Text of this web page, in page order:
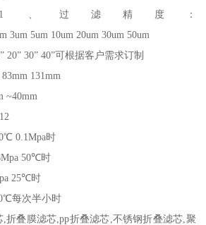
滤精度：
3um 5um 10um 20um 30um 50um
20” 30” 40”可根据客户需求订制
83mm 131mm
~40mm
1-12
0.1Mpa时
50℃时
25℃时
每次半小时
折叠膜滤芯,pp折叠滤芯,不锈钢折叠滤芯,聚